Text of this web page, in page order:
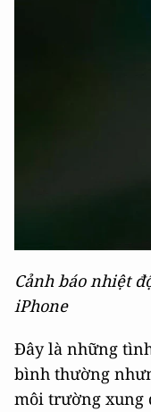
Cảnh báo nhiệt
iPhone
Đây là những
bình thường
môi trường xung